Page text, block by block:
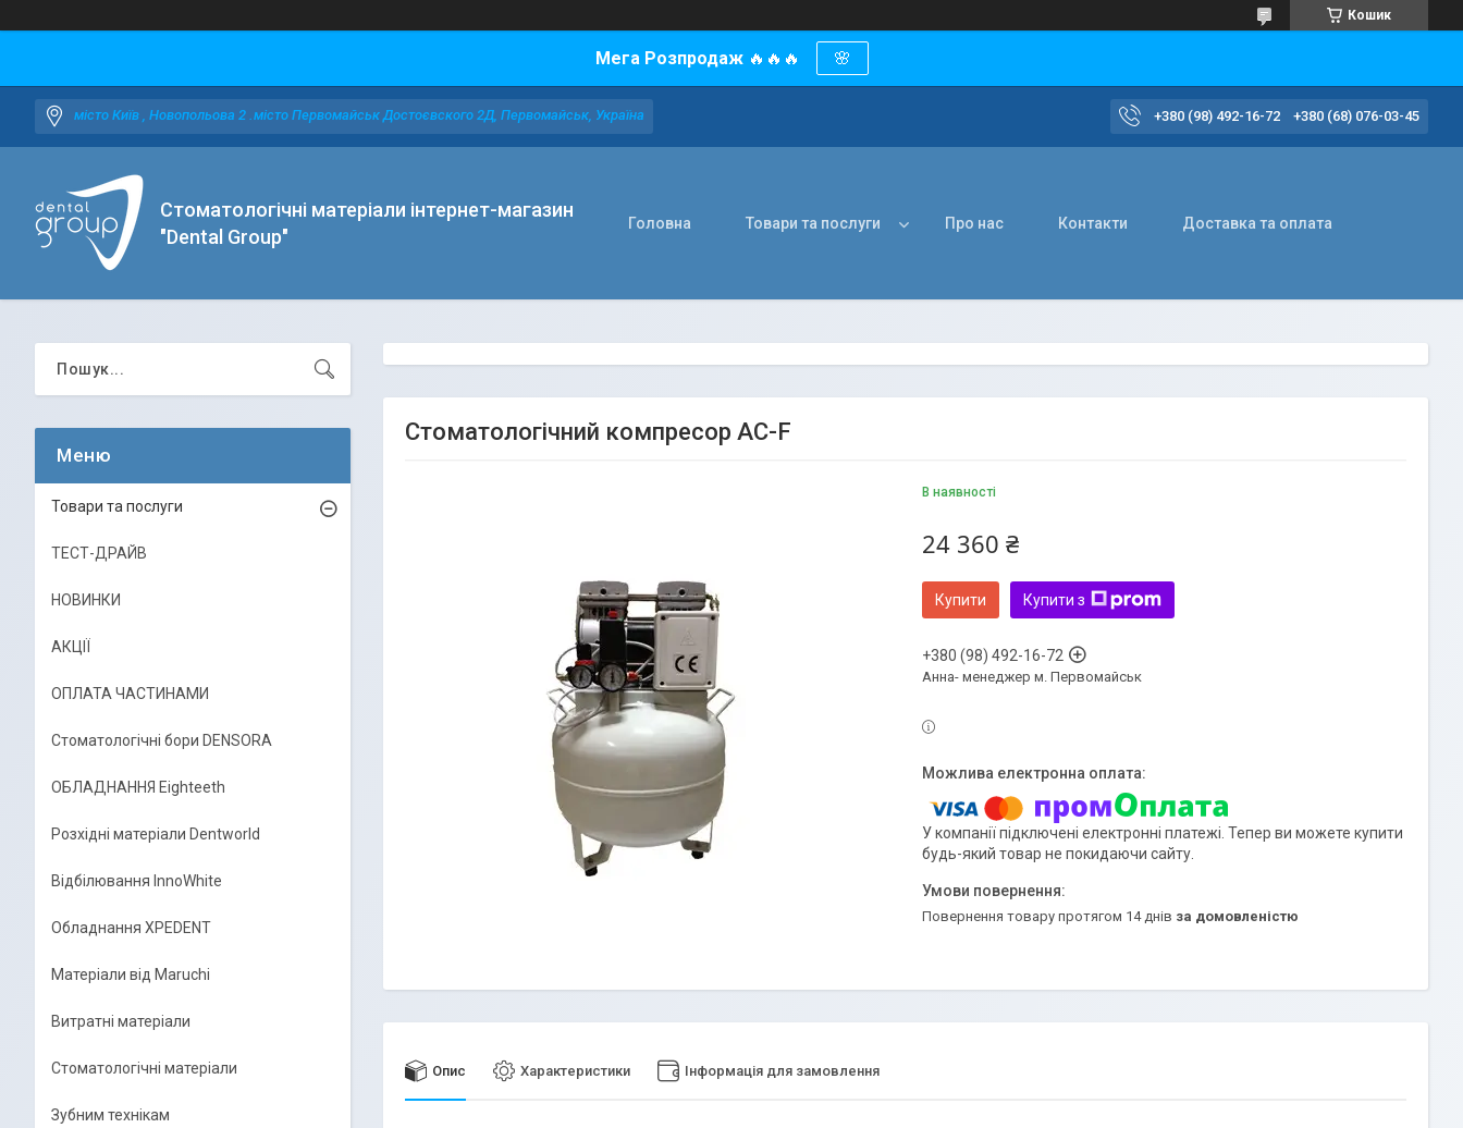
Кошик
Мега Розпродаж 🔥🔥🔥 🌸
місто Київ , Новопольова 2 .місто Первомайськ Достоєвского 2Д, Первомайськ, Україна +380 (98) 492-16-72 +380 (68) 076-03-45
Стоматологічні матеріали інтернет-магазин
"Dental Group"
Головна Товари та послуги Про нас Контакти Доставка та оплата
Стоматологічний компресор AC-F
В наявності
24 360 ₴
Купити Купити з
+380 (98) 492-16-72
Анна- менеджер м. Первомайськ
У компанії підключені електронні платежі. Тепер ви можете купити
будь-який товар не покидаючи сайту.
повернення товару протягом 14 днів за домовленістю
Опис Характеристики Інформація для замовлення
Товари та послуги
ТЕСТ-ДРАЙВ
НОВИНКИ
АКЦІЇ
ОПЛАТА ЧАСТИНАМИ
Стоматологічні бори DENSORA
ОБЛАДНАННЯ Eighteeth
Розхідні матеріали Dentworld
Відбілювання InnoWhite
Обладнання XPEDENT
Матеріали від Maruchi
Витратні матеріали
Стоматологічні матеріали
Зубним технікам